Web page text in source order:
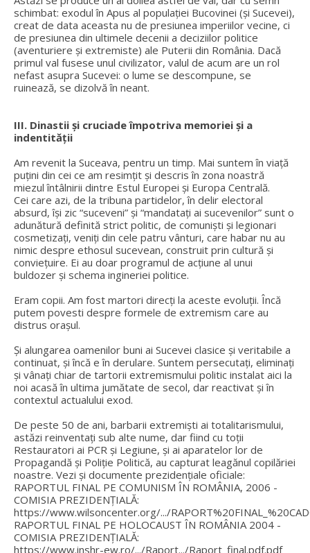
schimbat: exodul în Apus al populației Bucovinei (și Sucevei),
creat de data aceasta nu de presiunea imperiilor vecine, ci
de presiunea din ultimele decenii a deciziilor politice
(aventuriere și extremiste) ale Puterii din România. Dacă
primul val fusese unul civilizator, valul de acum are un rol
nefast asupra Sucevei: o lume se descompune, se
ruinează, se dizolvă în neant.
III. Dinastii și cruciade împotriva memoriei și a
indentității
Am revenit la Suceava, pentru un timp. Mai suntem în viață
puțini din cei ce am resimțit și descris în zona noastră
miezul întâlnirii dintre Estul Europei și Europa Centrală.
Cei care azi, de la tribuna partidelor, în delir electoral
absurd, își zic “suceveni” și “mandatați ai sucevenilor” sunt o
adunătură definită strict politic, de comuniști și legionari
cosmetizați, veniți din cele patru vânturi, care habar nu au
nimic despre ethosul sucevean, construit prin cultură și
conviețuire. Ei au doar programul de acțiune al unui
buldozer și schema ingineriei politice.
Eram copii. Am fost martori direcți la aceste evoluții. Încă
putem povesti despre formele de extremism care au
distrus orașul.
Și alungarea oamenilor buni ai Sucevei clasice și veritabile a
continuat, și încă e în derulare. Suntem persecutați, eliminați
și vânați chiar de tartorii extremismului politic instalat aici la
noi acasă în ultima jumătate de secol, dar reactivat și în
contextul actualului exod.
De peste 50 de ani, barbarii extremiști ai totalitarismului,
astăzi reinventați sub alte nume, dar fiind cu toții
Restauratori ai PCR și Legiune, și ai aparatelor lor de
Propagandă și Poliție Politică, au capturat leagănul copilăriei
noastre. Vezi și documente prezidențiale oficiale:
RAPORTUL FINAL PE COMUNISM ÎN ROMÂNIA, 2006 -
COMISIA PREZIDENȚIALĂ:
https://www.wilsoncenter.org/.../
RAPORTUL FINAL PE HOLOCAUST ÎN ROMÂNIA 2004 -
COMISIA PREZIDENȚIALĂ:
https://www.inshr-ew.ro/.../Raport.../Raport_final.pdf.pdf